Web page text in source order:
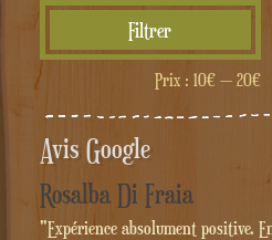
Filtrer
Prix : 10€— 20€
Avis Google
Rosalba Di Fraia
"Expérience absolument positive.